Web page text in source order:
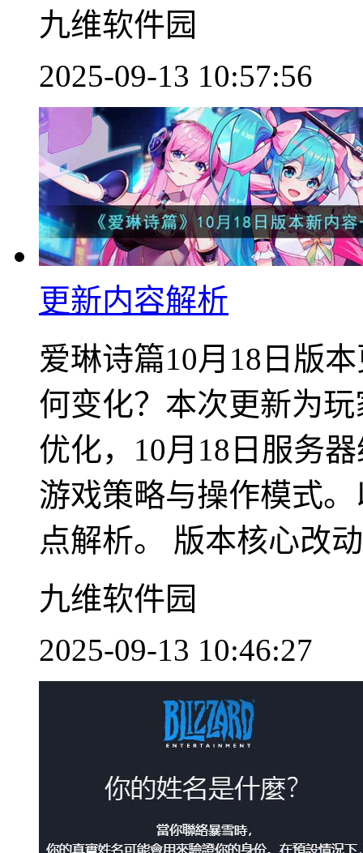
九维软件园
2025-09-13 10:57:56
更新内容解析
爱琳诗篇10月18日版
何变化？本次更新为
优化，10月18日服务
游戏策略与操作模式
点解析。 版本核心改
九维软件园
2025-09-13 10:46:27